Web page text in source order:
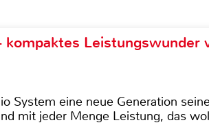
Leistungswunder
System eine neue Generation
mit jeder Menge Leistung, das